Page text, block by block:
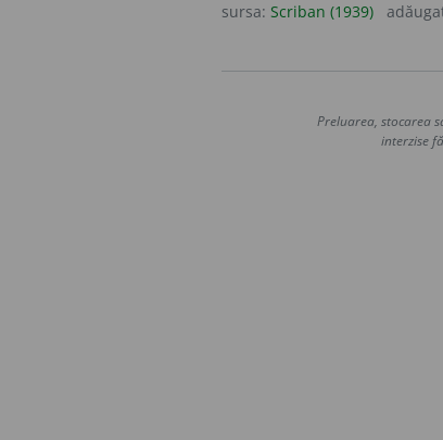
sursa: Scriban (1939)
Preluarea, stocarea
interzise